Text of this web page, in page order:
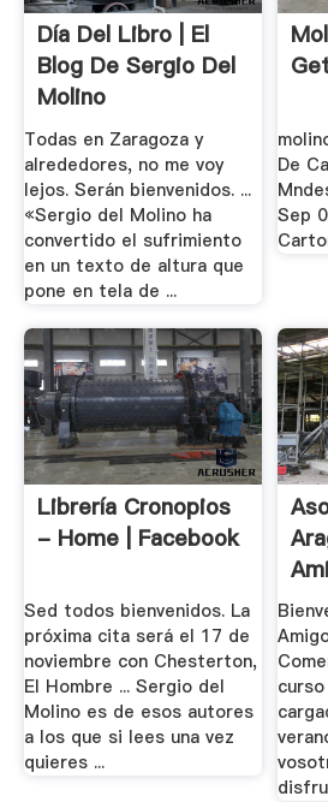
Día Del Libro | El
Blog De Sergio Del
Molino
Todas en Zaragoza y
alrededores, no me voy
lejos. Serán bienvenidos. ...
«Sergio del Molino ha
convertido el sufrimiento
en un texto de altura que
pone en tela de ...
De
Sep
Librería Cronopios
- Home | Facebook
Sed todos bienvenidos. La
próxima cita será el 17 de
noviembre con Chesterton,
El Hombre ... Sergio del
Molino es de esos autores
a los que si lees una vez
quieres ...